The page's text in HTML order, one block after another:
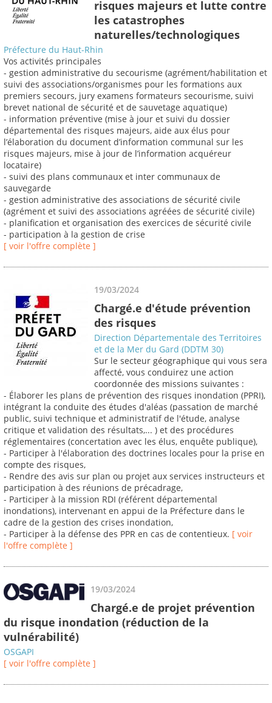
risques majeurs et lutte contre
les catastrophes
naturelles/technologiques
Préfecture du Haut-Rhin
Vos activités principales
- gestion administrative du secourisme (agrément/habilitation et
suivi des associations/organismes pour les formations aux
premiers secours, jury examens formateurs secourisme, suivi
brevet national de sécurité et de sauvetage aquatique)
- information préventive (mise à jour et suivi du dossier
départemental des risques majeurs, aide aux élus pour
l’élaboration du document d’information communal sur les
risques majeurs, mise à jour de l’information acquéreur
locataire)
- suivi des plans communaux et inter communaux de
sauvegarde
- gestion administrative des associations de sécurité civile
(agrément et suivi des associations agréées de sécurité civile)
- planification et organisation des exercices de sécurité civile
- participation à la gestion de crise
[ voir l'offre complète ]
19/03/2024
Chargé.e d'étude prévention
des risques
Direction Départementale des Territoires
et de la Mer du Gard (DDTM 30)
Sur le secteur géographique qui vous sera
affecté, vous conduirez une action
coordonnée des missions suivantes :
- Élaborer les plans de prévention des risques inondation (PPRI),
intégrant la conduite des études d'aléas (passation de marché
public, suivi technique et administratif de l'étude, analyse
critique et validation des résultats,... ) et des procédures
réglementaires (concertation avec les élus, enquête publique),
- Participer à l'élaboration des doctrines locales pour la prise en
compte des risques,
- Rendre des avis sur plan ou projet aux services instructeurs et
participation à des réunions de précadrage,
- Participer à la mission RDI (référent départemental
inondations), intervenant en appui de la Préfecture dans le
cadre de la gestion des crises inondation,
- Participer à la défense des PPR en cas de contentieux. [ voir
l'offre complète ]
19/03/2024
Chargé.e de projet prévention
du risque inondation (réduction de la
vulnérabilité)
OSGAPI
[ voir l'offre complète ]